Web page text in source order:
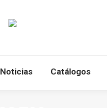
Noticias Catálogos